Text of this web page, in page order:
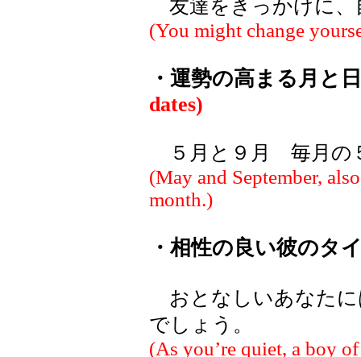
友達をきっかけに、
(You might change
・運勢の高まる月と
dates)
５月と９月 毎月の
(May and September,
month.)
・相性の良い彼のタ
おとなしいあなたに
でしょう。
(As you’re quiet, a boy